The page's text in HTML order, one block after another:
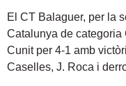
El CT Balaguer, per la
Catalunya de
Cunit per 4-1 amb
Caselles, J. Roca i